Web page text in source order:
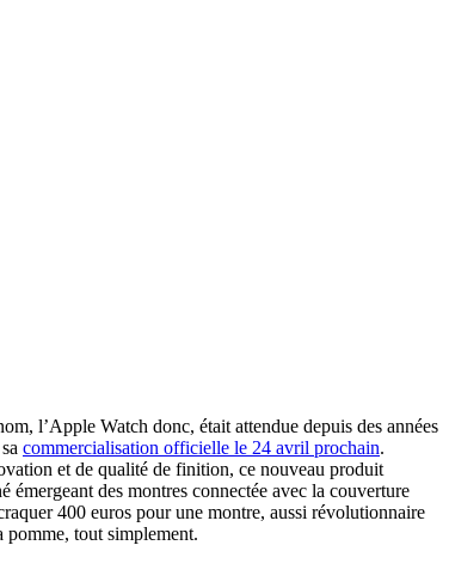
l’Apple Watch donc, était attendue depuis des années
commercialisation officielle le 24 avril prochain.
et de qualité de finition, ce nouveau produit
des montres connectée avec la couverture
400 euros pour une montre, aussi révolutionnaire
pomme, tout simplement.